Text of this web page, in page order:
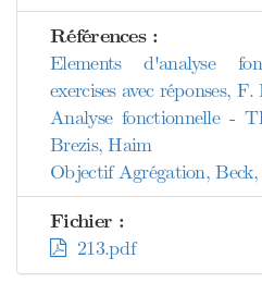
Références :
Elements d'analyse
exercises avec réponses,
Analyse fonctionnelle -
Brezis, Haim
Objectif Agrégation,
Fichier :
213.pdf